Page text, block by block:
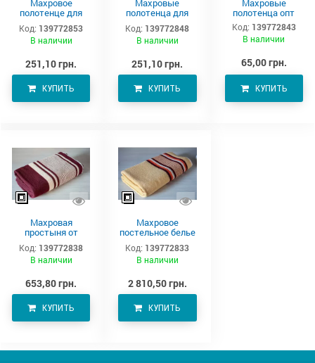
Махровое
полотенце для
тела 150х90 см
Код: 139772853
В наличии
251,10 грн.
КУПИТЬ
Махровые
полотенца для
тела –
производитель
Аватон
Код: 139772848
В наличии
251,10 грн.
КУПИТЬ
Махровые
полотенца опт
Код: 139772843
В наличии
65,00 грн.
КУПИТЬ
Махровая
простыня от
производителя
Аватон (220х190)
Код: 139772838
В наличии
653,80 грн.
КУПИТЬ
Махровое
постельное белье
220х190 см
Код: 139772833
В наличии
2 810,50 грн.
КУПИТЬ